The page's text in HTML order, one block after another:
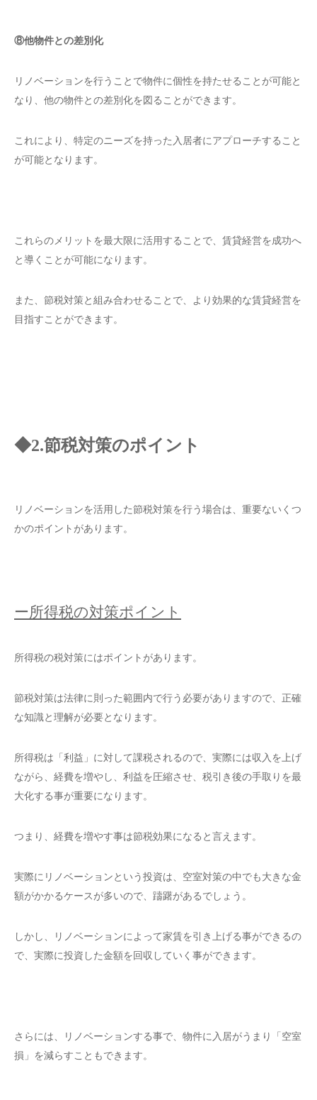
⑧他物件との差別化
リノベーションを行うことで物件に個性を持たせることが可能と
なり、他の物件との差別化を図ることができます。
これにより、特定のニーズを持った入居者にアプローチすること
が可能となります。
これらのメリットを最大限に活用することで、賃貸経営を成功へ
と導くことが可能になります。
また、節税対策と組み合わせることで、より効果的な賃貸経営を
目指すことができます。
◆2.節税対策のポイント
リノベーションを活用した節税対策を行う場合は、重要ないくつ
かのポイントがあります。
ー所得税の対策ポイント
所得税の税対策にはポイントがあります。
節税対策は法律に則った範囲内で行う必要がありますので、正確
な知識と理解が必要となります。
所得税は「利益」に対して課税されるので、実際には収入を上げ
ながら、経費を増やし、利益を圧縮させ、税引き後の手取りを最
大化する事が重要になります。
つまり、経費を増やす事は節税効果になると言えます。
実際にリノベーションという投資は、空室対策の中でも大きな金
額がかかるケースが多いので、躊躇があるでしょう。
しかし、リノベーションによって家賃を引き上げる事ができるの
で、実際に投資した金額を回収していく事ができます。
さらには、リノベーションする事で、物件に入居がうまり「空室
損」を減らすこともできます。